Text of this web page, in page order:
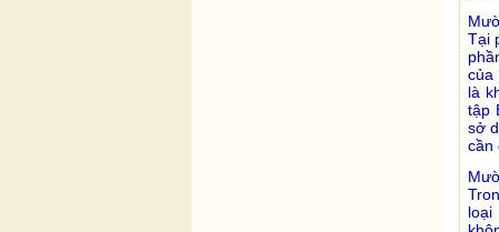
Tại
của
là
tập
sở
cần
loại